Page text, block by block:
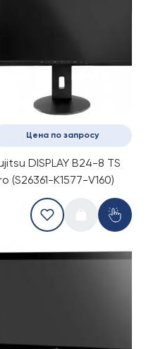
Цена по запросу
DISPLAY B24-8 TS
(S26361-K1577-V160)